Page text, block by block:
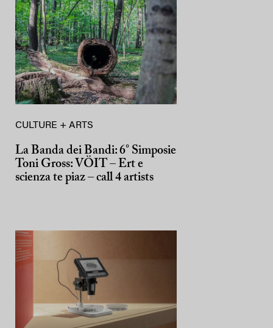
CULTURE + ARTS
La Banda dei Bandi: 6° Simposie
Toni Gross: VÖIT – Ert e
scienza te piaz – call 4 artists